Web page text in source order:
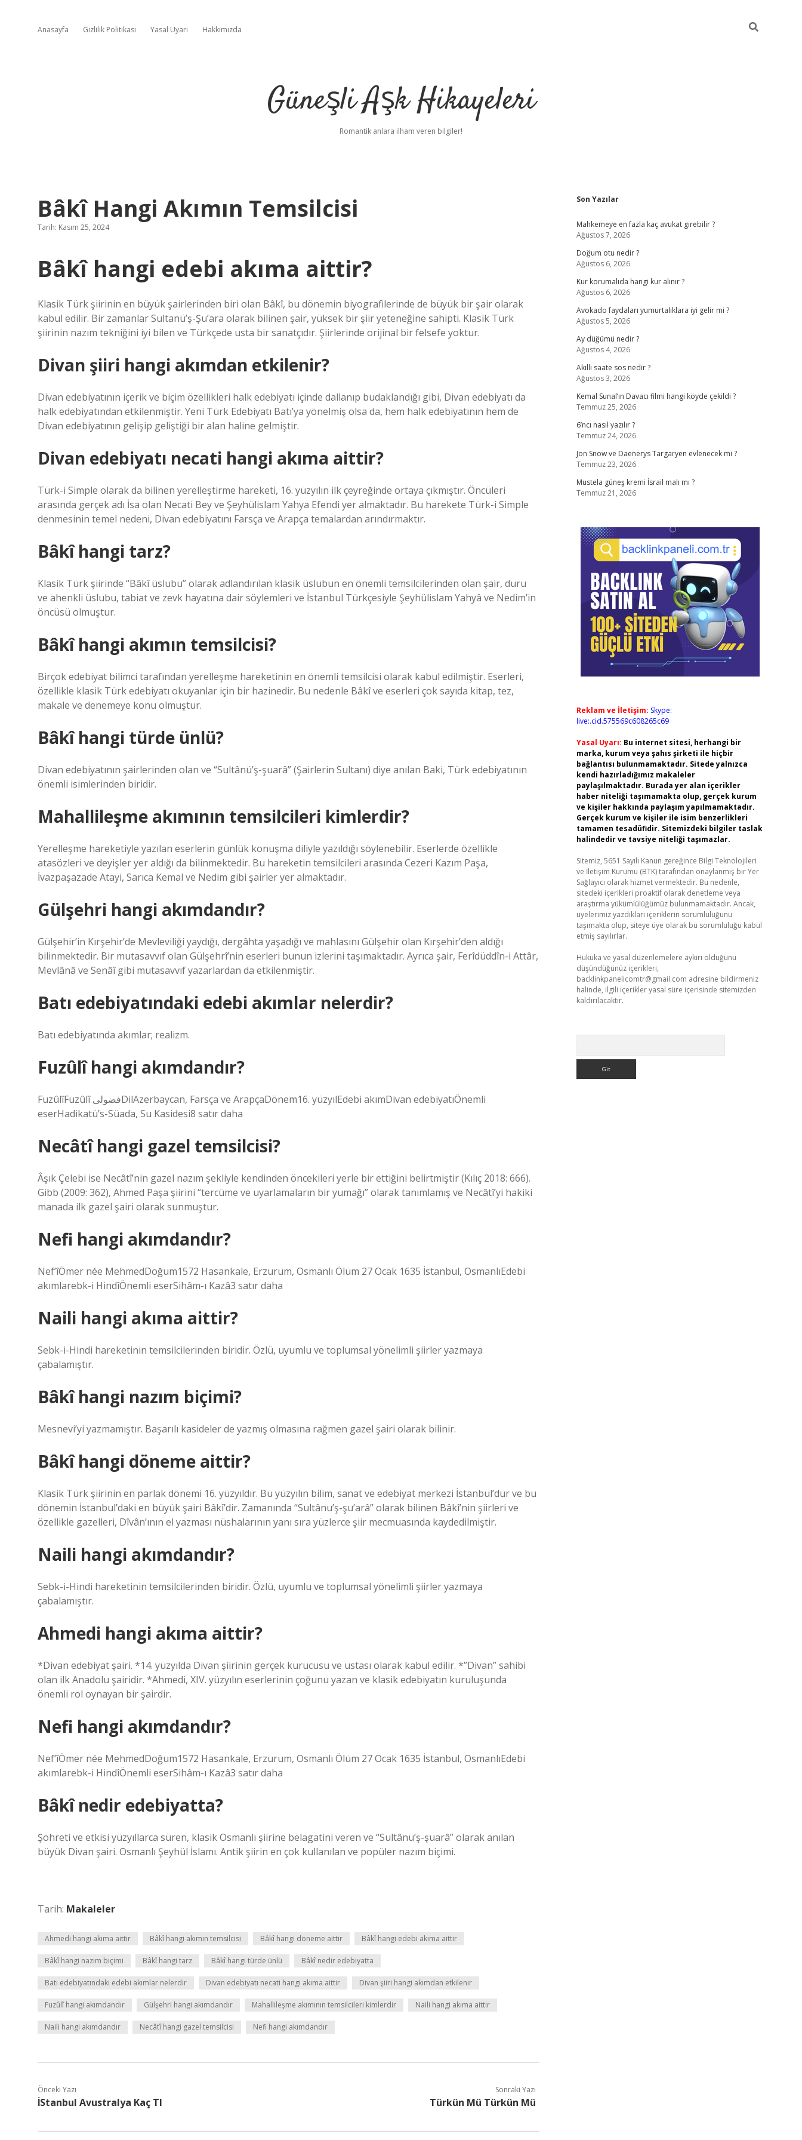
Anasayfa Gizlilik Politikası Yasal Uyarı Hakkımızda
Güneşli Aşk Hikayeleri
Romantik anlara ilham veren bilgiler!
Bâkî Hangi Akımın Temsilcisi
Tarih: Kasım 25, 2024
Bâkî hangi edebi akıma aittir?
Klasik Türk şiirinin en büyük şairlerinden biri olan Bâkî, bu dönemin biyografilerinde de büyük bir şair olarak
kabul edilir. Bir zamanlar Sultanü’ş-Şu’ara olarak bilinen şair, yüksek bir şiir yeteneğine sahipti. Klasik Türk
şiirinin nazım tekniğini iyi bilen ve Türkçede usta bir sanatçıdır. Şiirlerinde orijinal bir felsefe yoktur.
Divan şiiri hangi akımdan etkilenir?
Divan edebiyatının içerik ve biçim özellikleri halk edebiyatı içinde dallanıp budaklandığı gibi, Divan edebiyatı da
halk edebiyatından etkilenmiştir. Yeni Türk Edebiyatı Batı’ya yönelmiş olsa da, hem halk edebiyatının hem de
Divan edebiyatının gelişip geliştiği bir alan haline gelmiştir.
Divan edebiyatı necati hangi akıma aittir?
Türk-i Simple olarak da bilinen yerelleştirme hareketi, 16. yüzyılın ilk çeyreğinde ortaya çıkmıştır. Öncüleri
arasında gerçek adı İsa olan Necati Bey ve Şeyhülislam Yahya Efendi yer almaktadır. Bu harekete Türk-i Simple
denmesinin temel nedeni, Divan edebiyatını Farsça ve Arapça temalardan arındırmaktır.
Bâkî hangi tarz?
Klasik Türk şiirinde “Bâkî üslubu” olarak adlandırılan klasik üslubun en önemli temsilcilerinden olan şair, duru
ve ahenkli üslubu, tabiat ve zevk hayatına dair söylemleri ve İstanbul Türkçesiyle Şeyhülislam Yahyâ ve Nedim’in
öncüsü olmuştur.
Bâkî hangi akımın temsilcisi?
Birçok edebiyat bilimci tarafından yerelleşme hareketinin en önemli temsilcisi olarak kabul edilmiştir. Eserleri,
özellikle klasik Türk edebiyatı okuyanlar için bir hazinedir. Bu nedenle Bâkî ve eserleri çok sayıda kitap, tez,
makale ve denemeye konu olmuştur.
Bâkî hangi türde ünlü?
Divan edebiyatının şairlerinden olan ve “Sultânü’ş-şuarâ” (Şairlerin Sultanı) diye anılan Baki, Türk edebiyatının
önemli isimlerinden biridir.
Mahallileşme akımının temsilcileri kimlerdir?
Yerelleşme hareketiyle yazılan eserlerin günlük konuşma diliyle yazıldığı söylenebilir. Eserlerde özellikle
atasözleri ve deyişler yer aldığı da bilinmektedir. Bu hareketin temsilcileri arasında Cezeri Kazım Paşa,
İvazpaşazade Atayi, Sarıca Kemal ve Nedim gibi şairler yer almaktadır.
Gülşehri hangi akımdandır?
Gülşehir’in Kırşehir’de Mevleviliği yaydığı, dergâhta yaşadığı ve mahlasını Gülşehir olan Kırşehir’den aldığı
bilinmektedir. Bir mutasavvıf olan Gülşehrî’nin eserleri bunun izlerini taşımaktadır. Ayrıca şair, Ferîdüddîn-i Attâr,
Mevlânâ ve Senâî gibi mutasavvıf yazarlardan da etkilenmiştir.
Batı edebiyatındaki edebi akımlar nelerdir?
Batı edebiyatında akımlar; realizm.
Fuzûlî hangi akımdandır?
FuzûlîFuzûlî فضولیDilAzerbaycan, Farsça ve ArapçaDönem16. yüzyılEdebi akımDivan edebiyatıÖnemli
eserHadikatü’s-Süada, Su Kasidesi8 satır daha
Necâtî hangi gazel temsilcisi?
Âşık Çelebi ise Necâtî’nin gazel nazım şekliyle kendinden öncekileri yerle bir ettiğini belirtmiştir (Kılıç 2018: 666).
Gibb (2009: 362), Ahmed Paşa şiirini “tercüme ve uyarlamaların bir yumağı” olarak tanımlamış ve Necâtî’yi hakiki
manada ilk gazel şairi olarak sunmuştur.
Nefi hangi akımdandır?
Nef’îÖmer née MehmedDoğum1572 Hasankale, Erzurum, Osmanlı Ölüm 27 Ocak 1635 İstanbul, OsmanlıEdebi
akımlarebk-i HindîÖnemli eserSihâm-ı Kazâ3 satır daha
Naili hangi akıma aittir?
Sebk-i-Hindi hareketinin temsilcilerinden biridir. Özlü, uyumlu ve toplumsal yönelimli şiirler yazmaya
çabalamıştır.
Bâkî hangi nazım biçimi?
Mesnevi’yi yazmamıştır. Başarılı kasideler de yazmış olmasına rağmen gazel şairi olarak bilinir.
Bâkî hangi döneme aittir?
Klasik Türk şiirinin en parlak dönemi 16. yüzyıldır. Bu yüzyılın bilim, sanat ve edebiyat merkezi İstanbul’dur ve bu
dönemin İstanbul’daki en büyük şairi Bâkî’dir. Zamanında “Sultânu’ş-şu’arâ” olarak bilinen Bâkî’nin şiirleri ve
özellikle gazelleri, Dîvân’ının el yazması nüshalarının yanı sıra yüzlerce şiir mecmuasında kaydedilmiştir.
Naili hangi akımdandır?
Sebk-i-Hindi hareketinin temsilcilerinden biridir. Özlü, uyumlu ve toplumsal yönelimli şiirler yazmaya
çabalamıştır.
Ahmedi hangi akıma aittir?
*Divan edebiyat şairi. *14. yüzyılda Divan şiirinin gerçek kurucusu ve ustası olarak kabul edilir. *”Divan” sahibi
olan ilk Anadolu şairidir. *Ahmedi, XIV. yüzyılın eserlerinin çoğunu yazan ve klasik edebiyatın kuruluşunda
önemli rol oynayan bir şairdir.
Nefi hangi akımdandır?
Nef’îÖmer née MehmedDoğum1572 Hasankale, Erzurum, Osmanlı Ölüm 27 Ocak 1635 İstanbul, OsmanlıEdebi
akımlarebk-i HindîÖnemli eserSihâm-ı Kazâ3 satır daha
Bâkî nedir edebiyatta?
Şöhreti ve etkisi yüzyıllarca süren, klasik Osmanlı şiirine belagatini veren ve “Sultânü’ş-şuarâ” olarak anılan
büyük Divan şairi. Osmanlı Şeyhül İslamı. Antik şiirin en çok kullanılan ve popüler nazım biçimi.
Tarih: Makaleler
Ahmedi hangi akıma aittir Bâkî hangi akımın temsilcisi Bâkî hangi döneme aittir Bâkî hangi edebi akıma aittir
Bâkî hangi nazım biçimi Bâkî hangi tarz Bâkî hangi türde ünlü Bâkî nedir edebiyatta
Batı edebiyatındaki edebi akımlar nelerdir Divan edebiyatı necati hangi akıma aittir Divan şiiri hangi akımdan etkilenir
Fuzûlî hangi akımdandır Gülşehri hangi akımdandır Mahallileşme akımının temsilcileri kimlerdir Naili hangi akıma aittir
Naili hangi akımdandır Necâtî hangi gazel temsilcisi Nefi hangi akımdandır
Önceki Yazı
İStanbul Avustralya Kaç Tl
Sonraki Yazı
Türkün Mü Türkün Mü
Sidebar
Son Yazılar
Mahkemeye en fazla kaç avukat girebilir ?
Ağustos 7, 2026
Doğum otu nedir ?
Ağustos 6, 2026
Kur korumalıda hangi kur alınır ?
Ağustos 6, 2026
Avokado faydaları yumurtalıklara iyi gelir mi ?
Ağustos 5, 2026
Ay düğümü nedir ?
Ağustos 4, 2026
Akıllı saate sos nedir ?
Ağustos 3, 2026
Kemal Sunal’ın Davacı filmi hangi köyde çekildi ?
Temmuz 25, 2026
6’ncı nasıl yazılır ?
Temmuz 24, 2026
Jon Snow ve Daenerys Targaryen evlenecek mi ?
Temmuz 23, 2026
Mustela güneş kremi İsrail malı mı ?
Temmuz 21, 2026
Reklam ve İletişim: Skype:
live:.cid.575569c608265c69
Yasal Uyarı: Bu internet sitesi, herhangi bir
marka, kurum veya şahıs şirketi ile hiçbir
bağlantısı bulunmamaktadır. Sitede yalnızca
kendi hazırladığımız makaleler
paylaşılmaktadır. Burada yer alan içerikler
haber niteliği taşımamakta olup, gerçek kurum
ve kişiler hakkında paylaşım yapılmamaktadır.
Gerçek kurum ve kişiler ile isim benzerlikleri
tamamen tesadüfidir. Sitemizdeki bilgiler taslak
halindedir ve tavsiye niteliği taşımazlar.
Sitemiz, 5651 Sayılı Kanun gereğince Bilgi Teknolojileri
ve İletişim Kurumu (BTK) tarafından onaylanmış bir Yer
Sağlayıcı olarak hizmet vermektedir. Bu nedenle,
sitedeki içerikleri proaktif olarak denetleme veya
araştırma yükümlülüğümüz bulunmamaktadır. Ancak,
üyelerimiz yazdıkları içeriklerin sorumluluğunu
taşımakta olup, siteye üye olarak bu sorumluluğu kabul
etmiş sayılırlar.
Hukuka ve yasal düzenlemelere aykırı olduğunu
düşündüğünüz içerikleri,
backlinkpanelicomtr@gmail.com adresine bildirmeniz
halinde, ilgili içerikler yasal süre içerisinde sitemizden
kaldırılacaktır.
betcivdcasino giriş